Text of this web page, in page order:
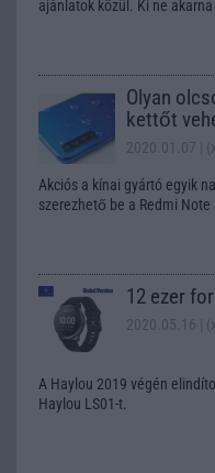
ajánlatok közül. Ki ne
Olyan
kettőt
2020.01.07 |
Akciós a kínai gyártó egyik
szerezhető be a Redmi Note
12 ezer
2020.05.16 |
A Haylou 2019 végén
Haylou LS01-t.